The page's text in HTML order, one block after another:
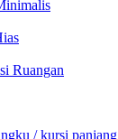
Ruangan
/ kursi panjang